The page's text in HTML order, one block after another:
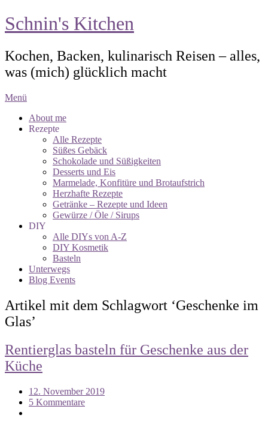
Schnin's Kitchen
Kochen, Backen, kulinarisch Reisen – alles,
was (mich) glücklich macht
Menü
About me
Rezepte
Alle Rezepte
Süßes Gebäck
Schokolade und Süßigkeiten
Desserts und Eis
Marmelade, Konfitüre und Brotaufstrich
Herzhafte Rezepte
Getränke – Rezepte und Ideen
Gewürze / Öle / Sirups
DIY
Alle DIYs von A-Z
DIY Kosmetik
Basteln
Unterwegs
Blog Events
Artikel mit dem Schlagwort ‘Geschenke im
Glas’
Rentierglas basteln für Geschenke aus der
Küche
12. November 2019
5 Kommentare